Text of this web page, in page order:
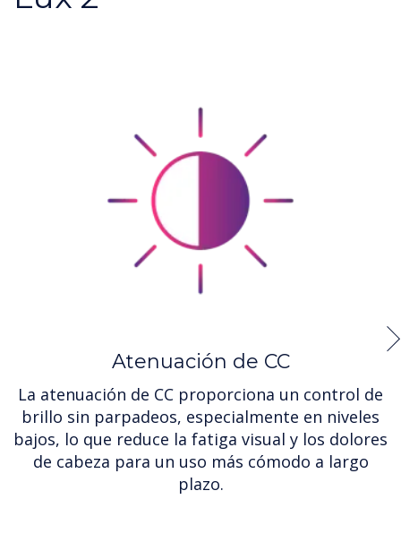
Atenuación de CC
La atenuación de CC proporciona un control de
brillo sin parpadeos, especialmente en niveles
bajos, lo que reduce la fatiga visual y los dolores
de cabeza para un uso más cómodo a largo
plazo.